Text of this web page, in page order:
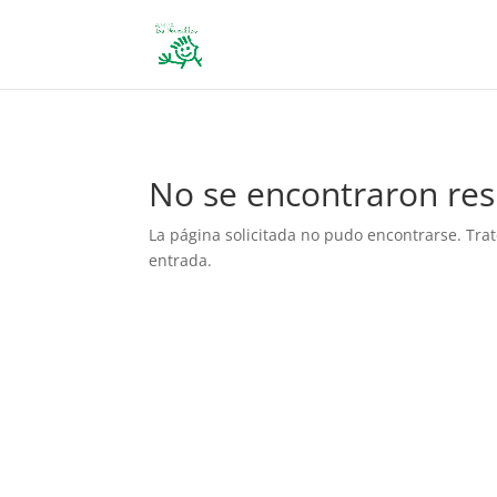
No se encontraron
La página solicitada no pudo encontrarse.
entrada.